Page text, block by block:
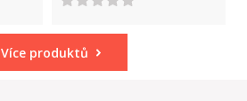
Více produktů